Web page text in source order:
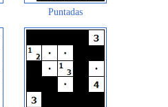
Puntadas